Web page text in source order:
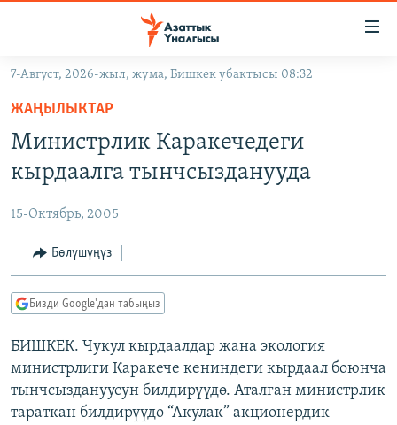
Навигацияга
өтүңүз
Издөөгө
салыңызКЫРГЫЗСТАН
ЭКОНОМИКА
МАДАНИЯТ
БОРБОР АЗИЯ
УКРАИНА
АТАЙЫН ИЛИКТӨӨ
ТВ ПРОГРАММАЛАР
ЭКСПЕРТТЕР ТАЛДАЙТ
БИЗ ЖАНА ДҮЙНӨ
ДАНИСТЕ
ЭЖЕ-СИҢДИЛЕР
ӨЗГӨЧӨ ПИКИР
Русский
ОНЛАЙН ШЕРИНЕ
7-Август, 2026-жыл, жума, Бишкек убактысы 08:32
ЖАҢЫЛЫКТАР
Министрлик Каракечедеги
кырдаалга тынчсызданууда
15-Октябрь, 2005
Бөлүшүңүз
Бизди Google'дан табыңыз
БИШКЕК. Чукул кырдаалдар жана экология
министрлиги Каракече кениндеги кырдаал боюнча
тынчсыздануусун билдирүүдө. Аталган министрлик
тараткан билдирүүдө “Акулак” акционердик